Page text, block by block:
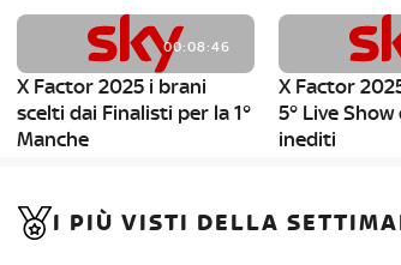
00:08:46
X Factor 2025 i brani
scelti dai Finalisti per la 1°
Manche
X Factor
5° Live
inediti
I PIÙ VISTI DELLA